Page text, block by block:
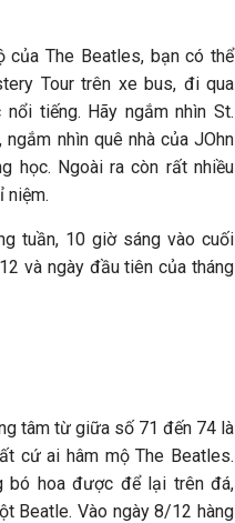
The Beatles, bạn có thể
Tour trên xe bus, đi qua
tiếng. Hãy ngắm nhìn St.
nhìn quê nhà của JOhn
học. Ngoài ra còn rất nhiều
niệm.
tuần, 10 giờ sáng vào cuối
và ngày đầu tiên của tháng
tâm từ giữa số 71 đến 74 là
cứ ai hâm mộ The Beatles.
bó hoa được để lại trên đá,
Beatle. Vào ngày 8/12 hàng